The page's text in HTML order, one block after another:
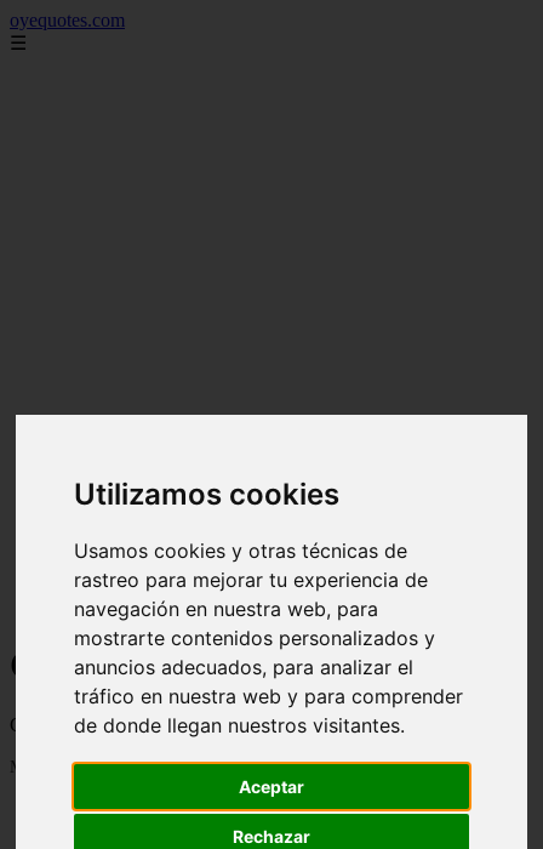
Utilizamos cookies
Usamos cookies y otras técnicas de
rastreo para mejorar tu experiencia de
navegación en nuestra web, para
mostrarte contenidos personalizados y
anuncios adecuados, para analizar el
tráfico en nuestra web y para comprender
de donde llegan nuestros visitantes.
Aceptar
Rechazar
oyequotes.com
☰
Curiosidades y Sabias que
Cosas curiosas, curiosidades, noticias impactantes y mucho mas
Mostrando 1 - 24 de 2833 artículos